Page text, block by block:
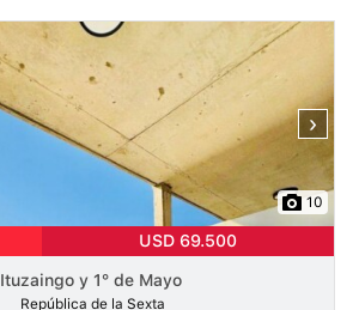
›
10
USD 69.500
Ituzaingo y 1° de Mayo
República de la Sexta